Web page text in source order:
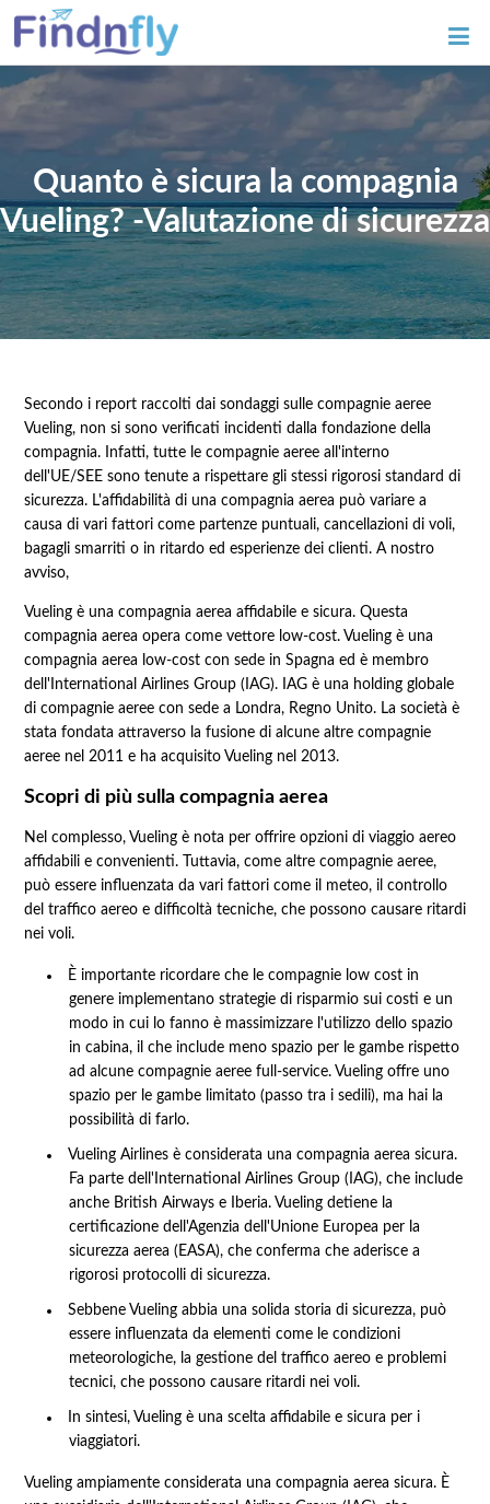
Quanto è sicura la compagnia
Vueling? -Valutazione di sicurezza
Secondo i report raccolti dai sondaggi sulle compagnie aeree
Vueling, non si sono verificati incidenti dalla fondazione della
compagnia. Infatti, tutte le compagnie aeree all'interno
dell'UE/SEE sono tenute a rispettare gli stessi rigorosi standard di
sicurezza. L'affidabilità di una compagnia aerea può variare a
causa di vari fattori come partenze puntuali, cancellazioni di voli,
bagagli smarriti o in ritardo ed esperienze dei clienti. A nostro
avviso,
Vueling è una compagnia aerea affidabile e sicura. Questa
compagnia aerea opera come vettore low-cost. Vueling è una
compagnia aerea low-cost con sede in Spagna ed è membro
dell'International Airlines Group (IAG). IAG è una holding globale
di compagnie aeree con sede a Londra, Regno Unito. La società è
stata fondata attraverso la fusione di alcune altre compagnie
aeree nel 2011 e ha acquisito Vueling nel 2013.
Scopri di più sulla compagnia aerea
Nel complesso, Vueling è nota per offrire opzioni di viaggio aereo
affidabili e convenienti. Tuttavia, come altre compagnie aeree,
può essere influenzata da vari fattori come il meteo, il controllo
del traffico aereo e difficoltà tecniche, che possono causare ritardi
nei voli.
È importante ricordare che le compagnie low cost in
genere implementano strategie di risparmio sui costi e un
modo in cui lo fanno è massimizzare l'utilizzo dello spazio
in cabina, il che include meno spazio per le gambe rispetto
ad alcune compagnie aeree full-service. Vueling offre uno
spazio per le gambe limitato (passo tra i sedili), ma hai la
possibilità di farlo.
Vueling Airlines è considerata una compagnia aerea sicura.
Fa parte dell'International Airlines Group (IAG), che include
anche British Airways e Iberia. Vueling detiene la
certificazione dell'Agenzia dell'Unione Europea per la
sicurezza aerea (EASA), che conferma che aderisce a
rigorosi protocolli di sicurezza.
Sebbene Vueling abbia una solida storia di sicurezza, può
essere influenzata da elementi come le condizioni
meteorologiche, la gestione del traffico aereo e problemi
tecnici, che possono causare ritardi nei voli.
In sintesi, Vueling è una scelta affidabile e sicura per i
viaggiatori.
Vueling ampiamente considerata una compagnia aerea sicura. È